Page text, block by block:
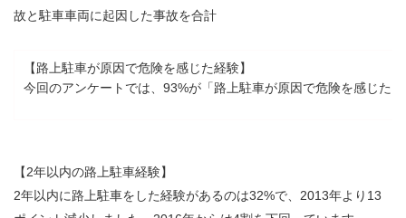
故と駐車車両に起因した事故を合計
【路上駐車が原因で危険を感じた経験】
今回のアンケートでは、93%が「路上駐車が原因で危険を感じ
【2年以内の路上駐車経験】
2年以内に路上駐車をした経験があるのは32%で、2013年より13